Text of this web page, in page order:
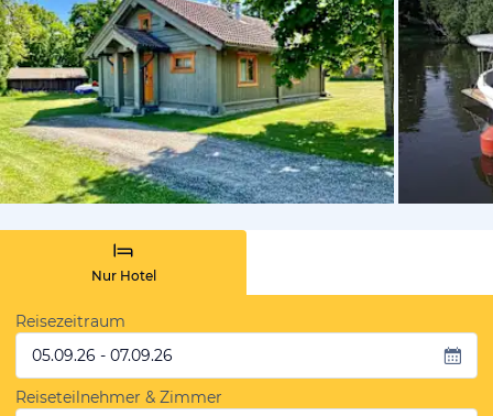
von
Nur Hotel
Reisezeitraum
05.09.26 - 07.09.26
Reiseteilnehmer & Zimmer